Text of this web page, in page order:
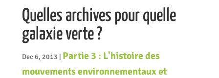
Quelles archives pour quelle
galaxie verte ?
Dec 6, 2013
Partie 3 : L'histoire des
mouvements environnementaux et